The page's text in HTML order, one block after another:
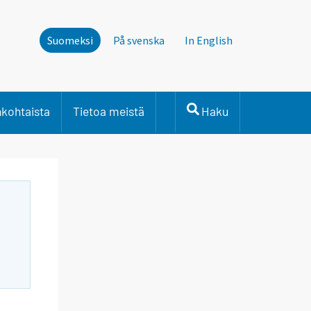
Suomeksi På svenska In English
Tietoa meistä Haku